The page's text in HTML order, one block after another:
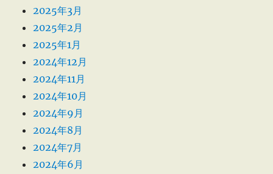
2025年3月
2025年2月
2025年1月
2024年12月
2024年11月
2024年10月
2024年9月
2024年8月
2024年7月
2024年6月